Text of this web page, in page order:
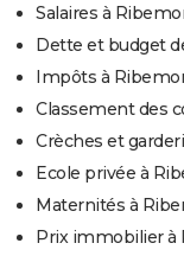
Salaires à
Dette et budget
Impôts à
Classement des
Crèches et
Ecole privée à
Maternités à
Prix immobilier à